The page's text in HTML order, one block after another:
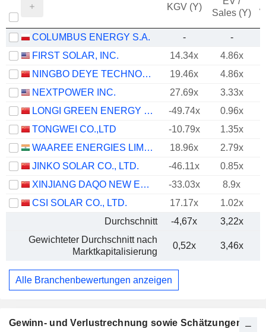
KGV (Y)
Sales (Y)
/
COLUMBUS ENERGY S.A. -
-
FIRST SOLAR, INC.
14.34x
4.86x
NINGBO DEYE TECHNOLOGY GROUP CO., LTD.
19.46x 4.86x
NEXTPOWER INC.
27.69x 3.33x
LONGI GREEN ENERGY TECHNOLOGY CO., LTD.
-49.74x 0.96x
TONGWEI CO.,LTD
-10.79x 1.35x
WAAREE ENERGIES LIMITED
18.96x 2.79x
JINKO SOLAR CO., LTD.
-46.11x
0.85x
XINJIANG DAQO NEW ENERGY CO.,LTD.
-33.03x 8.9x
CSI SOLAR CO., LTD.
17.17x
1.02x
Durchschnitt
-4,67x 3,22x
Gewichteter Durchschnitt nach
Marktkapitalisierung
0,52x 3,46x
Alle Branchenbewertungen anzeigen
Gewinn- und Verlustrechnung sowie Schätzungen